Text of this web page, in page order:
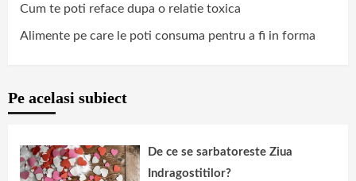
Cum te poti reface dupa o relatie toxica
Alimente pe care le poti consuma pentru a fi in forma
Pe acelasi subiect
De ce se sarbatoreste Ziua
Indragostitilor?